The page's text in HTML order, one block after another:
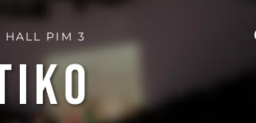
HALL PIM 3